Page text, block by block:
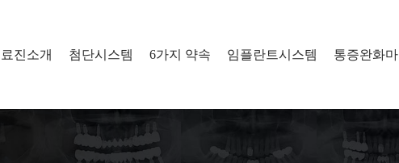
진소개 첨단시스템 6가지 약속 임플란트시스템 통증완화